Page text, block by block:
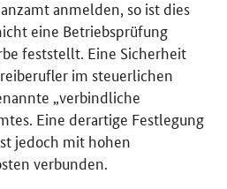
anmelden, so ist dies
eine Betriebsprüfung
feststellt. Eine Sicherheit
im steuerlichen
„verbindliche
Eine derartige Festlegung
jedoch mit hohen
verbunden.